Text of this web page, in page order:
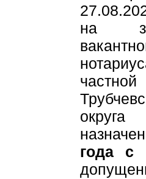
на
округа
года с